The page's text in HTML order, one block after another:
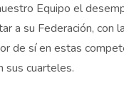
Equipo el
a su Federación, con
de sí en estas
sus cuarteles.